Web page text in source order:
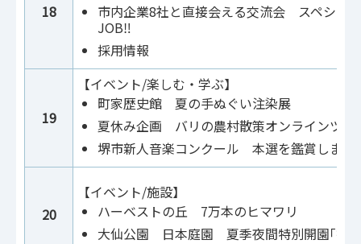
18
市内企業8社と直接会える交流会 スペシ
JOB‼
採用情報
19
【イベント/楽しむ・学ぶ】
町家歴史館 夏の手ぬぐい注染展
夏休み企画 バリの農村散策オンラインツア
堺市新人音楽コンクール 本選を鑑賞しませ
20
【イベント/施設】
ハーベストの丘 7万本のヒマワリ
大仙公園 日本庭園 夏季夜間特別開園｢提